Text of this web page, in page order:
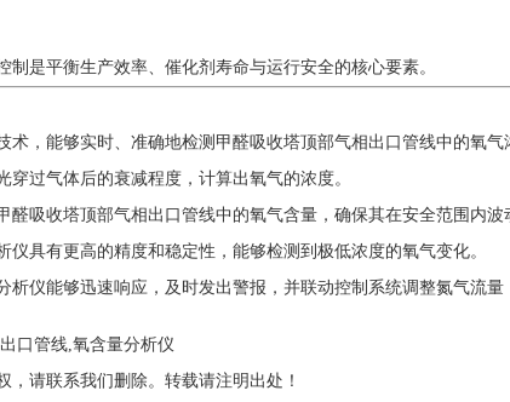
是平衡生产效率、催化剂寿命与运行安全的核心要素。
术，能够实时、准确地检测甲醛吸收塔顶部气相出口管线中的氧
过气体后的衰减程度，计算出氧气的浓度。
吸收塔顶部气相出口管线中的氧气含量，确保其在安全范围内波
具有更高的精度和稳定性，能够检测到极低浓度的氧气变化。
仪能够迅速响应，及时发出警报，并联动控制系统调整氮气流量
口管线,氧含量分析仪
请联系我们删除。转载请注明出处！